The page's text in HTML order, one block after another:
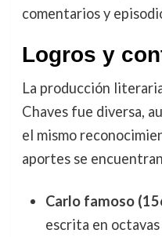
comentarios y
Logros y
La producción
Chaves fue diversa,
el mismo
aportes se
Carlo famoso
escrita en